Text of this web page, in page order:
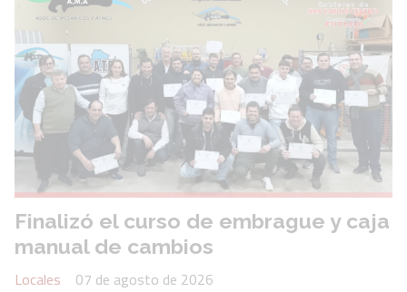
Finalizó el curso de embrague y caja
manual de cambios
Locales
07 de agosto de 2026